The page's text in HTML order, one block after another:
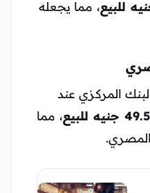
، مما يجعله
المركزي عند
، مما